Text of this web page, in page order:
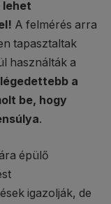
lehet
A felmérés arra
tapasztaltak
használták a
a
be, hogy
.
épülő
igazolják, de